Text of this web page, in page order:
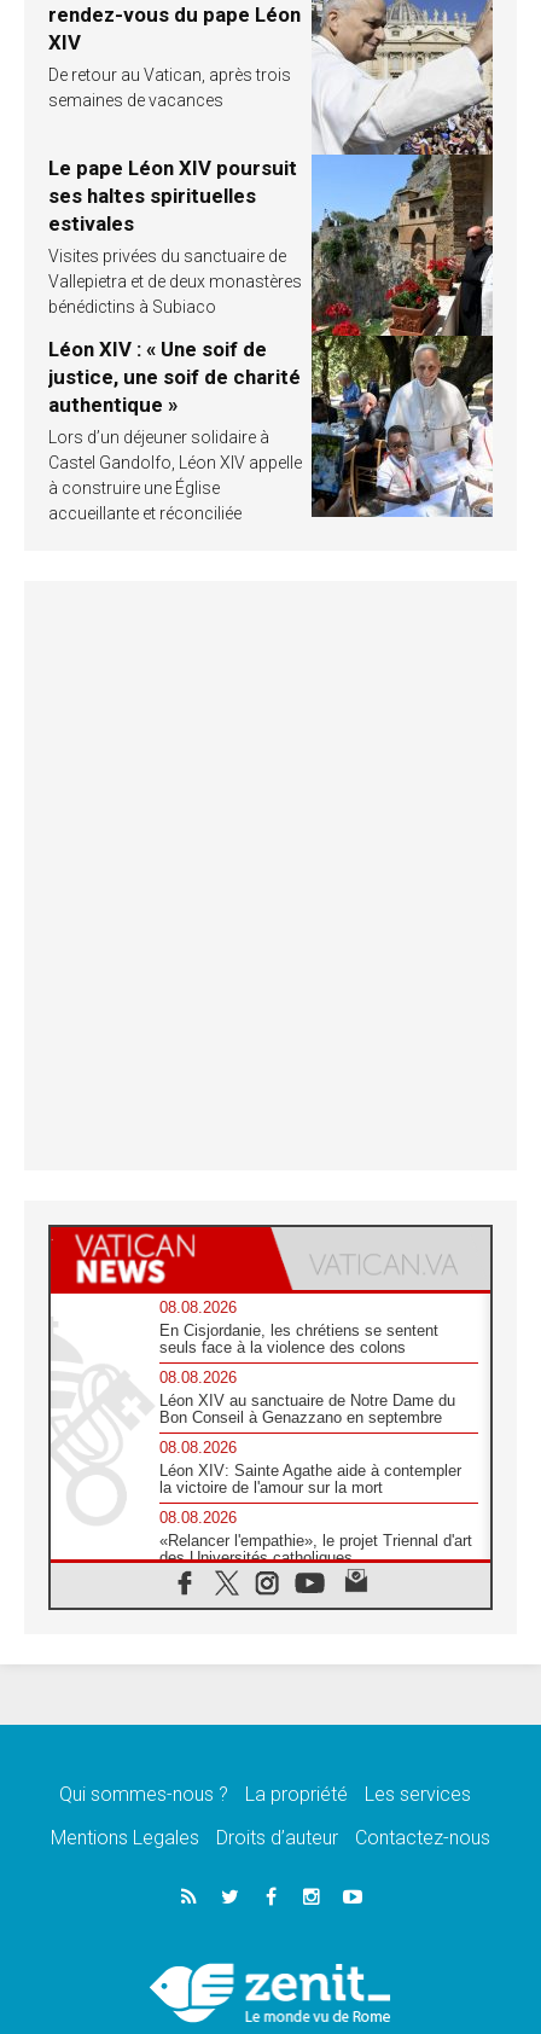
rendez-vous du pape Léon
XIV
De retour au Vatican, après trois
semaines de vacances
Le pape Léon XIV poursuit
ses haltes spirituelles
estivales
Visites privées du sanctuaire de
Vallepietra et de deux monastères
bénédictins à Subiaco
Léon XIV : « Une soif de
justice, une soif de charité
authentique »
Lors d’un déjeuner solidaire à
Castel Gandolfo, Léon XIV appelle
à construire une Église
accueillante et réconciliée
08.08.2026
En Cisjordanie, les chrétiens se sentent
seuls face à la violence des colons
08.08.2026
Léon XIV au sanctuaire de Notre Dame du
Bon Conseil à Genazzano en septembre
08.08.2026
Léon XIV: Sainte Agathe aide à contempler
la victoire de l'amour sur la mort
08.08.2026
«Relancer l'empathie», le projet Triennal d'art
des Universités catholiques
08.08.2026
Signis 2026, donner la parole aux religieuses
07.08.2026
07.08.2026
de l'Assomption et mémoire nationale
«La paix commence par l'empathie» estime
le cardinal Parolin
En Colombie, «la paix ne s'achète pas avec
une signature»
Qui sommes-nous ? La propriété
Les services
Mentions Legales
Droits d’auteur Contactez-nous